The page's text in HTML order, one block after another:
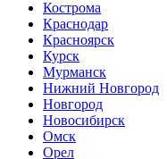
Кострома
Краснодар
Красноярск
Курск
Мурманск
Нижний Новгород
Новгород
Новосибирск
Омск
Орел